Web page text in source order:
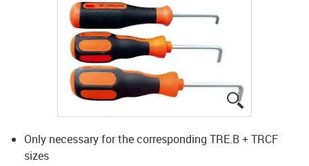
Only necessary for the corresponding TRE.B + TRCF
sizes